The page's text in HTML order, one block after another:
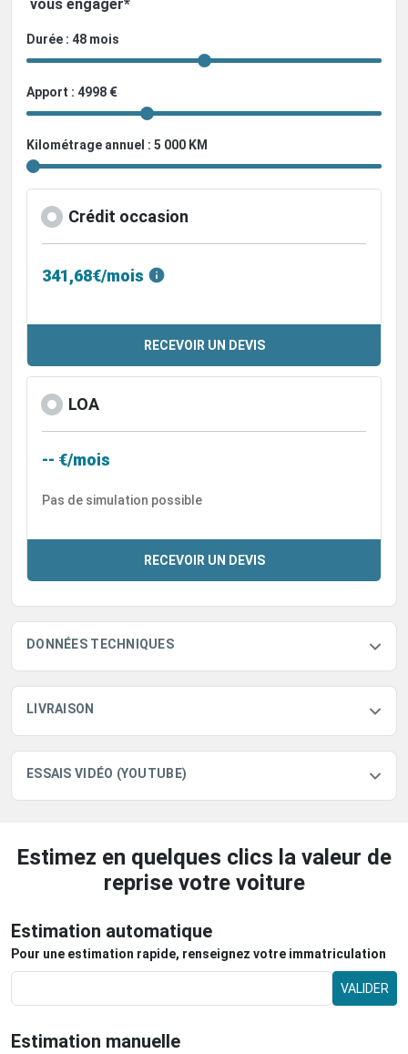
vous engager*
Durée : 48 mois
Apport : 4998 €
Kilométrage annuel : 5 000 KM
Crédit occasion
341,68€/mois
RECEVOIR UN DEVIS
LOA
-- €/mois
Pas de simulation possible
RECEVOIR UN DEVIS
DONNÉES TECHNIQUES
LIVRAISON
ESSAIS VIDÉO (YOUTUBE)
Estimez en quelques clics la valeur de
reprise votre voiture
Estimation automatique
Pour une estimation rapide, renseignez votre immatriculation
VALIDER
Estimation manuelle